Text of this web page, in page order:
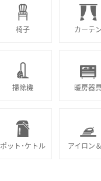
椅子 カーテン
掃除機 暖房器
ポット･ケトル アイロン